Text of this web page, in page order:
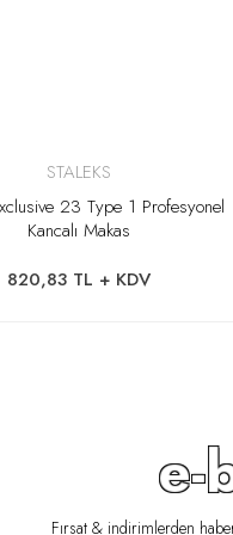
STALEKS
23 Type 1 Profesyonel
Kancalı Makas
820,83 TL + KDV
e-
Fırsat & indirimlerden